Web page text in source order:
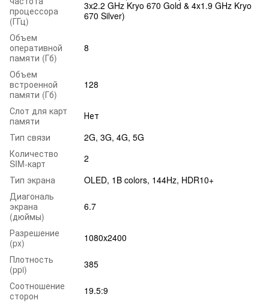
процессора
(ГГц)
3x2.2 GHz Kryo 670 Gold & 4x1.9 GHz Kryo
670 Silver)
Объем
оперативной
памяти (Гб)
8
Объем
встроенной
памяти (Гб)
128
Слот для карт
памяти
Нет
Тип связи
2G, 3G, 4G, 5G
Количество
SIM-карт
2
Тип экрана
OLED, 1B colors, 144Hz, HDR10+
Диагональ
экрана
(дюймы)
6.7
Разрешение
(px)
1080x2400
Плотность
(ppi)
385
Соотношение
сторон
19.5:9